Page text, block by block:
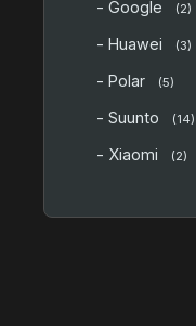
- Google (2)
- Huawei (3)
- Polar (5)
- Suunto (14)
- Xiaomi (2)